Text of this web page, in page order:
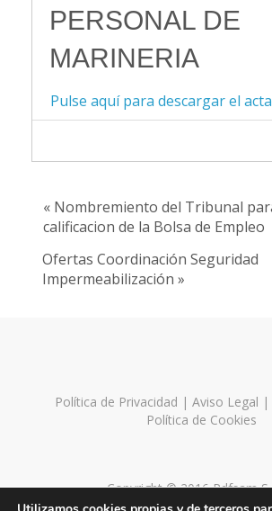
PERSONAL DE
MARINERIA
Pulse aquí para descargar el
« Nombremiento del Tribunal
calificacion de la Bolsa de Empleo
Ofertas Coordinación Seguridad
Impermeabilización »
Política de Privacidad | Aviso Legal |
Política de Cookies
Copyright © 2016 Pdfsam